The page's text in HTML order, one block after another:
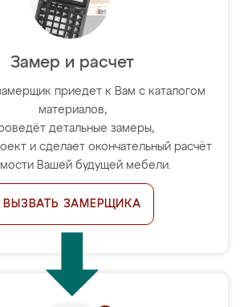
Замер и расчет
приедет к Вам с каталогом
материалов,
детальные замеры,
и сделает окончательный расчёт
Вашей будущей мебели.
ВЫЗВАТЬ ЗАМЕРЩИКА